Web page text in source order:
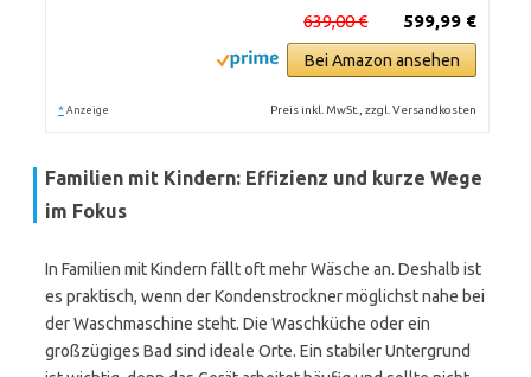
599,99 €
639,00 €
Bei Amazon ansehen
* Anzeige Preis inkl. MwSt., zzgl. Versandkosten
Familien mit Kindern: Effizienz und kurze Wege
im Fokus
In Familien mit Kindern fällt oft mehr Wäsche an. Deshalb ist
es praktisch, wenn der Kondenstrockner möglichst nahe bei
der Waschmaschine steht. Die Waschküche oder ein
großzügiges Bad sind ideale Orte. Ein stabiler Untergrund